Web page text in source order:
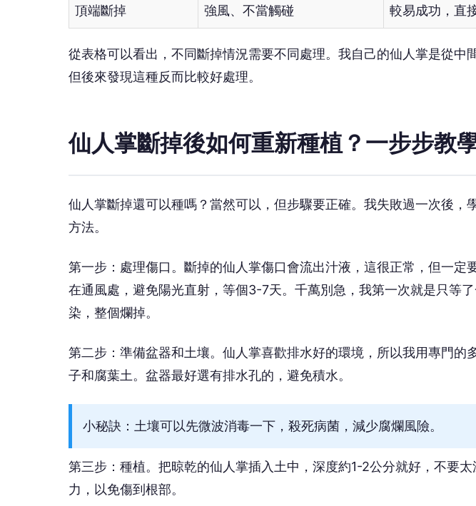
頂端斷掉 強風、不當觸碰 較易成功，直
從表格可以看出，不同斷掉情況需要不同處理。我自己的仙人掌是從中
但後來發現這種反而比較好處理。
仙人掌斷掉後如何重新種植？一步步教
仙人掌斷掉還可以種嗎？當然可以，但步驟要正確。我失敗過一次後，
方法。
第一步：處理傷口。斷掉的仙人掌傷口會流出汁液，這很正常，但一定
在通風處，避免陽光直射，等個3-7天。千萬別急，我第一次就是只等
染，整個爛掉。
第二步：準備盆器和土壤。仙人掌喜歡排水好的環境，所以我用專門的
子和腐葉土。盆器最好選有排水孔的，避免積水。
小秘訣：土壤可以先微波消毒一下，殺死病菌，減少腐爛風險。
第三步：種植。把晾乾的仙人掌插入土中，深度約1-2公分就好，不要
力，以免傷到根部。